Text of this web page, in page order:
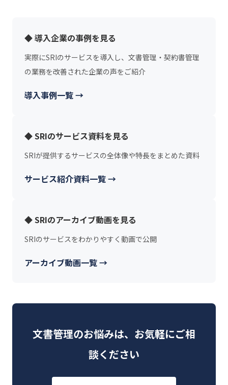
◆ 導入企業の事例を見る
実際にSRIのサービスを導入し、文書管理・契約書管理
の業務を改善された企業の声をご紹介
導入事例一覧 →
◆ SRIのサービス資料を見る
SRIが提供するサービスの全体像や特長をまとめた資料
サービス紹介資料一覧 →
◆ SRIのアーカイブ動画を見る
SRIのサービスをわかりやすく動画で公開
アーカイブ動画一覧 →
文書管理のお悩みは、お気軽にご相
談ください